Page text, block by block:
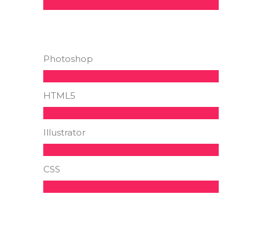
Photoshop
HTML5
Illustrator
CSS